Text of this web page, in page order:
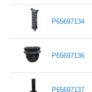
P65697134
P65697136
P65697137